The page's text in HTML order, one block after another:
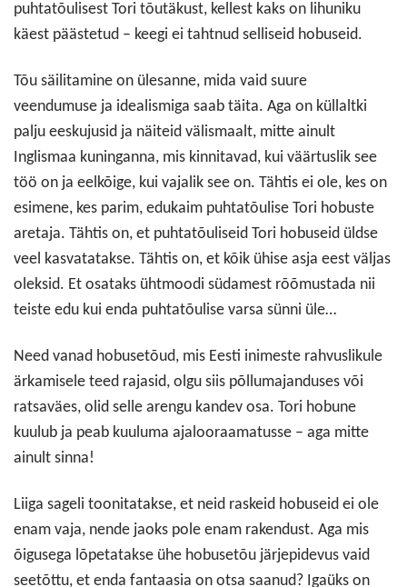
puhtatõulisest Tori tõutäkust, kellest kaks on lihuniku
käest päästetud – keegi ei tahtnud selliseid hobuseid.
Tõu säilitamine on ülesanne, mida vaid suure
veendumuse ja idealismiga saab täita. Aga on küllaltki
palju eeskujusid ja näiteid välismaalt, mitte ainult
Inglismaa kuninganna, mis kinnitavad, kui väärtuslik see
töö on ja eelkõige, kui vajalik see on. Tähtis ei ole, kes on
esimene, kes parim, edukaim puhtatõulise Tori hobuste
aretaja. Tähtis on, et puhtatõuliseid Tori hobuseid üldse
veel kasvatatakse. Tähtis on, et kõik ühise asja eest väljas
oleksid. Et osataks ühtmoodi südamest rõõmustada nii
teiste edu kui enda puhtatõulise varsa sünni üle…
Need vanad hobusetõud, mis Eesti inimeste rahvuslikule
ärkamisele teed rajasid, olgu siis põllumajanduses või
ratsaväes, olid selle arengu kandev osa. Tori hobune
kuulub ja peab kuuluma ajalooraamatusse – aga mitte
ainult sinna!
Liiga sageli toonitatakse, et neid raskeid hobuseid ei ole
enam vaja, nende jaoks pole enam rakendust. Aga mis
õigusega lõpetatakse ühe hobusetõu järjepidevus vaid
seetõttu, et enda fantaasia on otsa saanud? Igaüks on